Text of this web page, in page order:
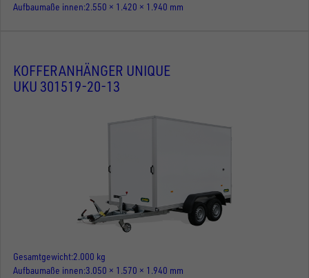
Aufbaumaße innen 2.550 × 1.420 × 1.940 mm
KOFFERANHÄNGER UNIQUE
UKU 301519-20-13
Gesamtgewicht 2.000 kg
Aufbaumaße innen 3.050 × 1.570 × 1.940 mm